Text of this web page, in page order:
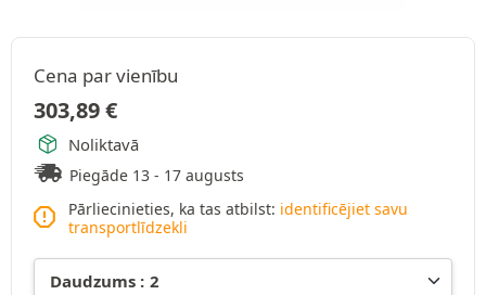
Cena par vienību
303,89€
Noliktavā
Piegāde 13 - 17 augusts
Pārliecinieties, ka tas atbilst: identificējiet savu
transportlīdzekli